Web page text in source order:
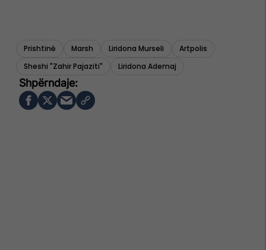
Prishtinë Marsh Liridona Murseli
Artpolis
Sheshi "zahir Pajaziti"
Liridona Ademaj